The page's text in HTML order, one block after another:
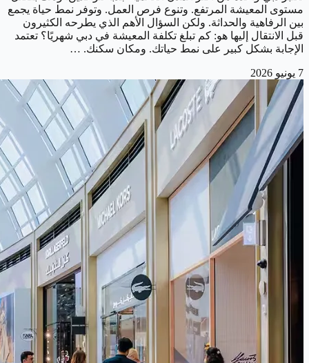
مستوى المعيشة المرتفع. وتنوع فرص العمل. وتوفر نمط حياة يجمع
بين الرفاهية والحداثة. ولكن السؤال الأهم الذي يطرحه الكثيرون
قبل الانتقال إليها هو: كم تبلغ تكلفة المعيشة في دبي شهريًا؟ تعتمد
الإجابة بشكل كبير على نمط حياتك. ومكان سكنك. …
7 يونيو 2026